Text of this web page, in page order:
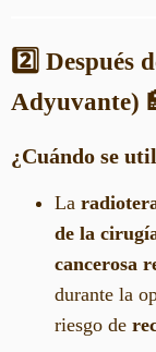
2️⃣ Después
Adyuvante)
¿Cuándo se
La
de la
cancerosa
durante la
riesgo de